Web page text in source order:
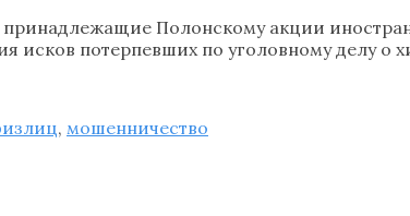
принадлежащие Полонскому акции
исков потерпевших по уголовному делу о
, мошенничество